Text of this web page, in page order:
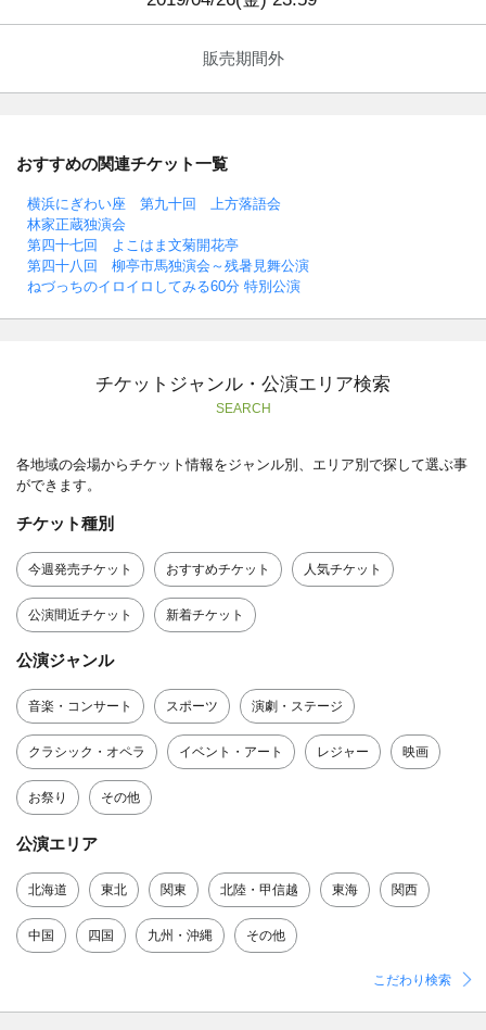
販売期間外
おすすめの関連チケット一覧
横浜にぎわい座 第九十回 上方落語会
林家正蔵独演会
第四十七回 よこはま文菊開花亭
第四十八回 柳亭市馬独演会～残暑見舞公演
ねづっちのイロイロしてみる60分 特別公演
チケットジャンル・公演エリア検索
SEARCH
各地域の会場からチケット情報をジャンル別、エリア別で探して選ぶ事
ができます。
チケット種別
今週発売チケット おすすめチケット 人気チケット
公演間近チケット 新着チケット
公演ジャンル
音楽・コンサート スポーツ 演劇・ステージ
クラシック・オペラ イベント・アート レジャー 映画
お祭り その他
公演エリア
北海道 東北 関東 北陸・甲信越 東海 関西
中国 四国 九州・沖縄 その他
こだわり検索